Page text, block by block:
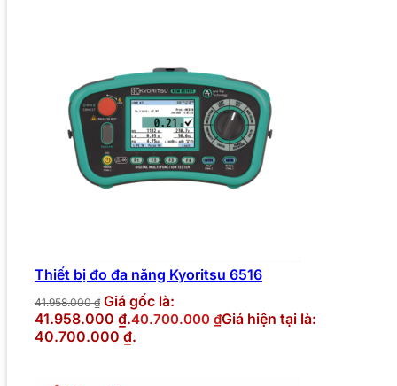
Thiết bị đo đa năng Kyoritsu 6516
41.958.000₫ Giá gốc là:
41.958.000 ₫.40.700.000 ₫Giá hiện tại là:
40.700.000 ₫.